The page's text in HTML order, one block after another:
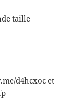
taille
d4hcxoc et